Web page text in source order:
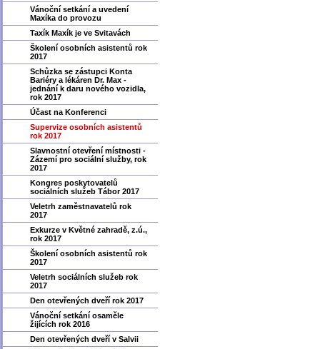
Vánoční setkání a uvedení
Maxíka do provozu
Taxík Maxík je ve Svitavách
Školení osobních asistentů rok
2017
Schůzka se zástupci Konta
Bariéry a lékáren Dr. Max -
jednání k daru nového vozidla,
rok 2017
Účast na Konferenci
Supervize osobních asistentů
rok 2017
Slavnostní otevření místnosti -
Zázemí pro sociální služby, rok
2017
Kongres poskytovatelů
sociálních služeb Tábor 2017
Veletrh zaměstnavatelů rok
2017
Exkurze v Květné zahradě, z.ú.,
rok 2017
Školení osobních asistentů rok
2017
Veletrh sociálních služeb rok
2017
Den otevřených dveří rok 2017
Vánoční setkání osaměle
žijících rok 2016
Den otevřených dveří v Salvii